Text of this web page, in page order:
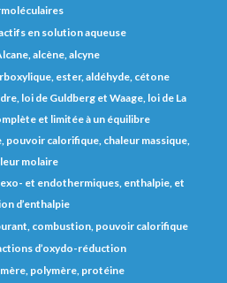
en solution aqueuse
alcène, alcyne
ester, aldéhyde, cétone
loi de Guldberg et Waage, loi de La
et limitée à un équilibre
pouvoir calorifique, chaleur massique,
molaire
et endothermiques, enthalpie, et
d’enthalpie
combustion, pouvoir calorifique
d’oxydo-réduction
polymère, protéine